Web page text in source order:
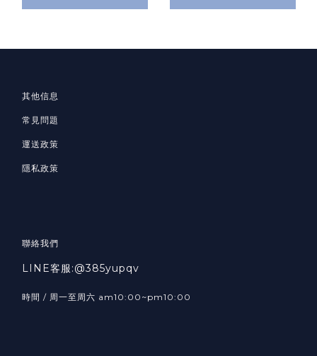
其他信息
常見問題
運送政策
隱私政策
聯絡我們
LINE客服:@385yupqv
時間 / 周一至周六 am10:00~pm10:00